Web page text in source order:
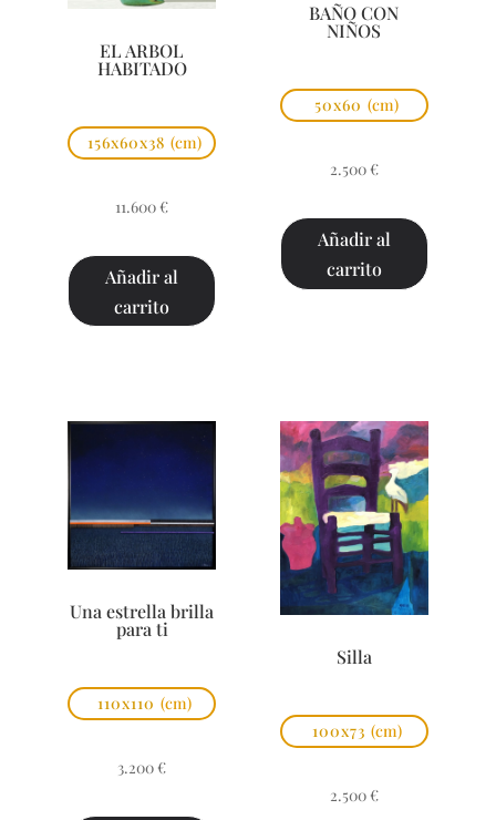
EL ARBOL
HABITADO
156x60x38 (cm)
11.600 €
Añadir al
carrito
BAÑO CON
NIÑOS
50x60 (cm)
2.500 €
Añadir al
carrito
Una estrella brilla
para ti
110x110 (cm)
3.200 €
Silla
100x73 (cm)
2.500 €